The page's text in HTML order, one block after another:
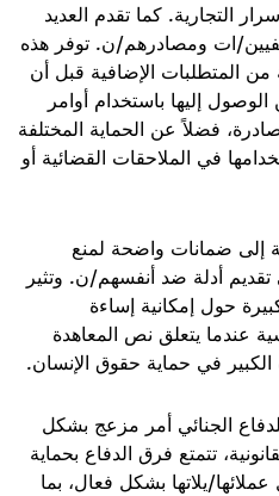
التجارية. كما تقدم العديد
ات ومصادرهم/ن. توفر هذه
من المتطلبات الإضافية قبل أن
إليها باستخدام أوامر
فضلاً عن الحماية المختلفة
في الملاحقات القضائية أو
إلى ضمانات واضحة لمنع
أدلة ضد أنفسهم/ن. وتثير
حول إمكانية إساءة
عندما يتعلق نص المعاهدة
الكبير في حماية حقوق الإنسان.
الجنائي أمر مزعج بشكل
تتمتع فرق الدفاع بحماية
يلاتها بشكل فعال، بما